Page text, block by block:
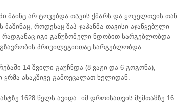
მაინც არ ტოვებდა თავის ქმარს და ყოველთვის თან
როდესაც შაჰ-ჯაჰანმა თავისი აჯანყებული
რადგანაც იგი განუზომელი ნდობით სარგებლობდა
პრივილეგიითაც სარგებლობდა.
14 შვილი გაუჩნდა (8 ვაჟი და 6 გოგონა),
ყრმა ასაკშივე გამოეცალათ ხელიდან.
1628 წელს ავიდა. იმ დროისათვის მუმთაზზე 16